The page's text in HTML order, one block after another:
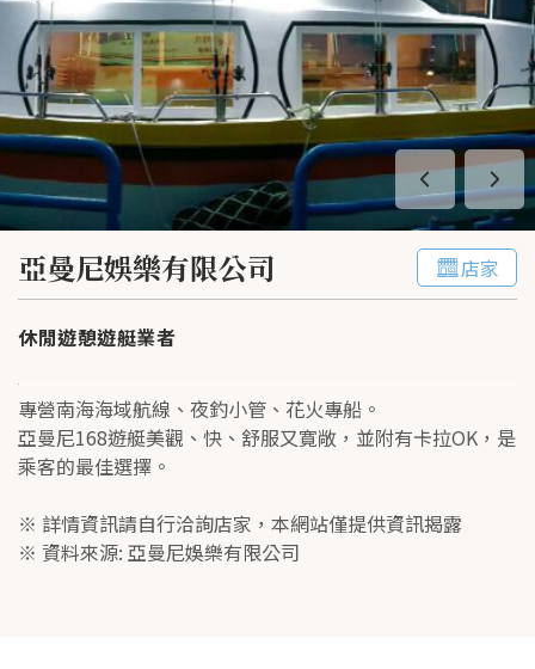
亞曼尼娛樂有限公司 店家
休閒遊憩遊艇業者
專營南海海域航線、夜釣小管、花火專船。
亞曼尼168遊艇美觀、快、舒服又寛敞，並附有卡拉OK，是
乘客的最佳選擇。
※ 詳情資訊請自行洽詢店家，本網站僅提供資訊揭露
※ 資料來源: 亞曼尼娛樂有限公司